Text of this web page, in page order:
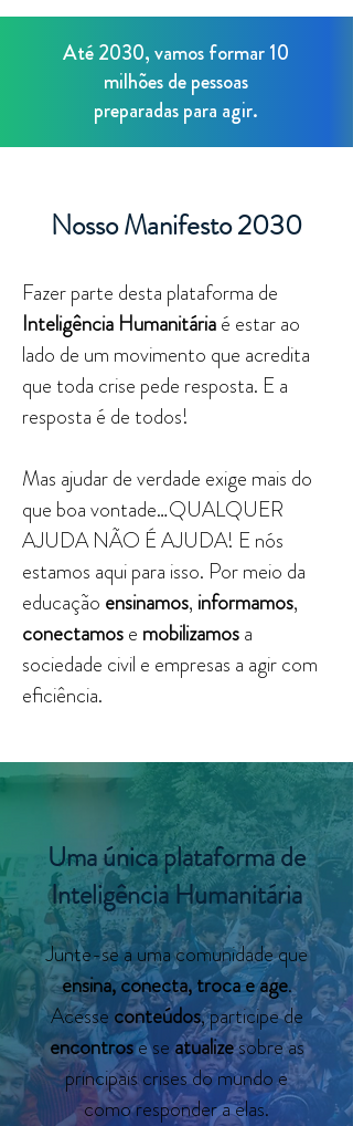
Até 2030, vamos formar 10
milhões de pessoas
preparadas para agir.
Nosso Manifesto 2030
Fazer parte desta plataforma de
Inteligência Humanitáriaé estar ao
lado de um movimento que acredita
que toda crise pede resposta. E a
resposta é de todos!
Mas ajudar de verdade exige mais do
que boa vontade…QUALQUER
AJUDA NÃO É AJUDA! E nós
estamos aqui para isso. Por meio da
educação ensinamos, informamos,
conectamose mobilizamosa
sociedade civil e empresas a agir com
eficiência.
Uma única plataforma de
Inteligência Humanitária
Junte-se a uma comunidade que
ensina, conecta, troca e age.
Acesse conteúdos, participe de
encontrose seatualizesobre as
principais crises do mundo e
como responder a elas.